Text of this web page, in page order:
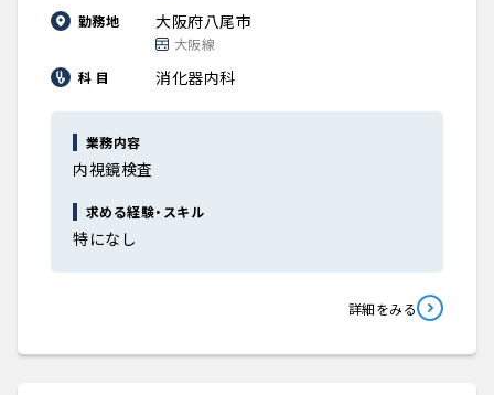
医師に役立つ取材記事
大学医局紹介
勤務地 大阪府八尾市
大阪線
科 目
消化器内科
業務内容
内視鏡検査
求める経験・スキル
特になし
詳細をみる